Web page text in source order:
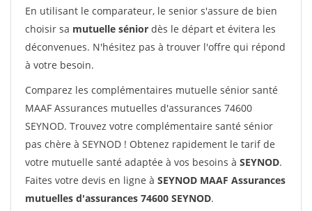
En utilisant le comparateur, le senior s'assure de bien
choisir sa mutuelle sénior dès le départ et évitera les
déconvenues. N'hésitez pas à trouver l'offre qui répond
à votre besoin.
Comparez les complémentaires mutuelle sénior santé
MAAF Assurances mutuelles d'assurances 74600
SEYNOD. Trouvez votre complémentaire santé sénior
pas chère à SEYNOD ! Obtenez rapidement le tarif de
votre mutuelle santé adaptée à vos besoins à SEYNOD.
Faites votre devis en ligne à SEYNOD MAAF Assurances
mutuelles d'assurances 74600 SEYNOD.